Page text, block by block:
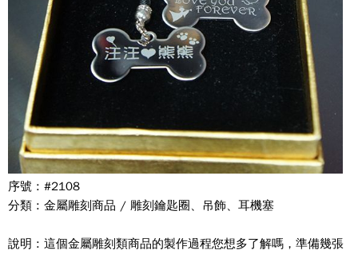
序號 : #2108
分類 : 金屬雕刻商品 / 雕刻鑰匙圈、吊飾、耳機塞
說明 : 這個金屬雕刻類商品的製作過程您想多了解嗎，準備幾張